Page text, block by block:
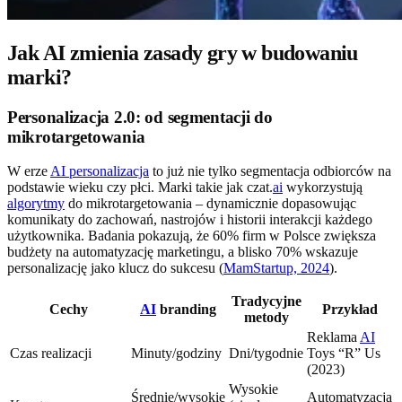
Jak AI zmienia zasady gry w budowaniu
marki?
Personalizacja 2.0: od segmentacji do
mikrotargetowania
W erze AI personalizacja to już nie tylko segmentacja odbiorców na
podstawie wieku czy płci. Marki takie jak czat.ai wykorzystują
algorytmy do mikrotargetowania – dynamicznie dopasowując
komunikaty do zachowań, nastrojów i historii interakcji każdego
użytkownika. Badania pokazują, że 60% firm w Polsce zwiększa
budżety na automatyzację marketingu, a blisko 70% wskazuje
personalizację jako klucz do sukcesu (MamStartup, 2024).
Cechy AI branding
Tradycyjne
metody
Przykład
Czas realizacji Minuty/godziny Dni/tygodnie
Reklama AI
Toys “R” Us
(2023)
Średnie/wysokie
Wysokie
Automatyzacja